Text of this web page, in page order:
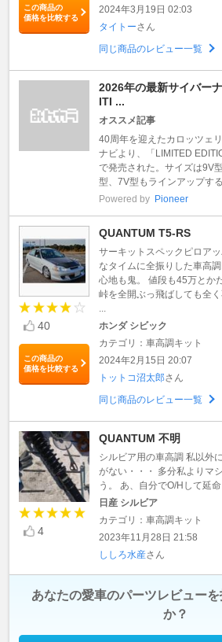
この商品の
価格を比較する
2024年3月19日 02:03
タイトーさん
同じ商品のレビュー一覧
2026年の最新サイバー
ITI ...
オススメ記事
40周年を迎えたカロッツェ
ナビより、「LIMITED
で発売された。サイズは9V
型、7V型もラインアップする
Powered by Pioneer
40
この商品の
価格を比較する
QUANTUM T5-RS
サーキットスペックピロア
なタイムに全振りした車高
心地も鬼。 値段も45万とか
峠を全開ぶっ飛ばしても全く
ホンダ シビック
カテゴリ：車高調キット
2024年2月15日 20:07
トットコ沼太郎さん
同じ商品のレビュー一覧
4
QUANTUM 不明
シルビア用の車高調 私以外
がない・・・ 多分私よりマ
う。 あ、自分でO/Hして延
日産 シルビア
カテゴリ：車高調キット
2023年11月28日 21:58
ししろ水産さん
あなたの愛車のパーツレビュー
か？